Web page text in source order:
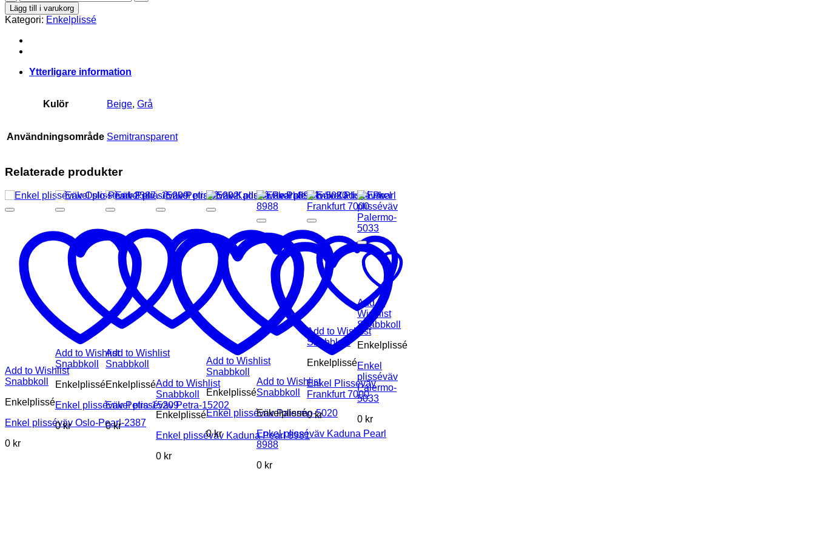
plisséväv
Palermo-
5026
mängd
Lägg till i varukorg
Kategori: Enkelplissé
Ytterligare information
Kulör Beige, Grå
Användningsområde Semitransparent
Relaterade produkter
Add to Wishlist
Snabbkoll
Enkelplissé
Enkel plisséväv Oslo-Pearl-2387
0 kr
Add to Wishlist
Snabbkoll
Enkelplissé
Enkel plisséväv Petra-15209
0kr
Add to Wishlist
Snabbkoll
Enkelplissé
Enkel plisséväv Petra-15202
0kr
Add to Wishlist
Snabbkoll
Enkelplissé
Enkel plisséväv Kaduna Pearl 8981
0 kr
Add to Wishlist
Snabbkoll
Enkelplissé
Enkel plisséväv Palermo-5020
0kr
Add to Wishlist
Snabbkoll
Enkelplissé
Enkel plisséväv Kaduna Pearl
8988
0 kr
Add to Wishlist
Snabbkoll
Enkelplissé
Enkel Plisséväv
Frankfurt 7000
0kr
Add to
Wishlist
Snabbkoll
Enkelplissé
Enkel
plisséväv
Palermo-
5033
0 kr